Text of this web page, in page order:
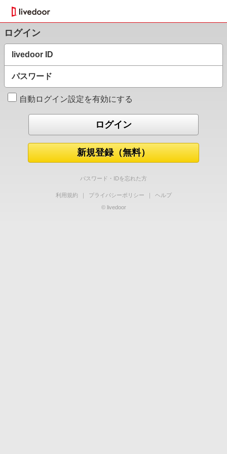
ログイン
livedoor ID
パスワード
自動ログイン設定を有効にする
新規登録（無料）
パスワード・IDを忘れた方
利用規約 ｜ プライバシーポリシー ｜
ヘルプ
© livedoor